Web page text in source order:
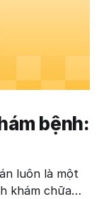
bệnh:
luôn là một
khám chữa